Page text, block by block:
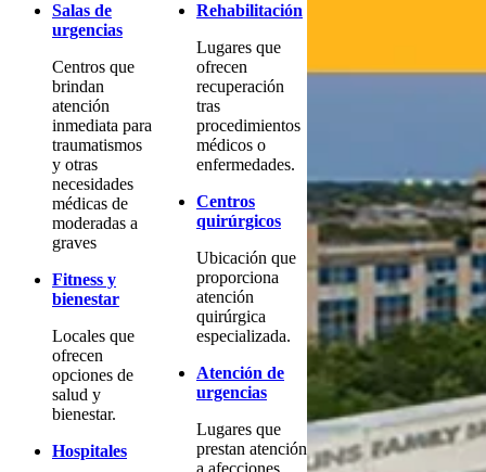
Salas de
urgencias
Centros que
brindan
atención
inmediata para
traumatismos
y otras
necesidades
médicas de
moderadas a
graves
Fitness y
bienestar
Locales que
ofrecen
opciones de
salud y
bienestar.
Hospitales
Rehabilitación
Lugares que
ofrecen
recuperación
tras
procedimientos
médicos o
enfermedades.
Centros
quirúrgicos
Ubicación que
proporciona
atención
quirúrgica
especializada.
Atención de
urgencias
Lugares que
prestan atención
a afecciones